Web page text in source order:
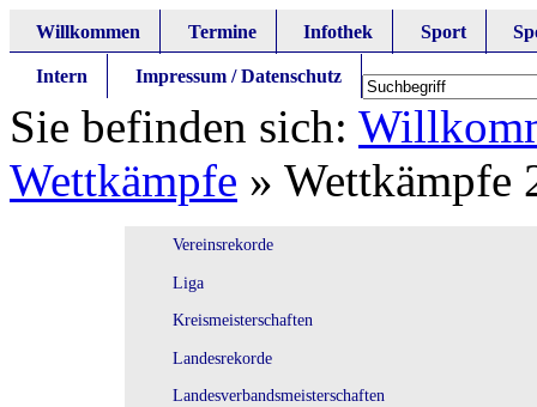
Willkommen Termine Infothek Sport
Intern Impressum / Datenschutz
Sie befinden sich:
Wettkämpfe » Wettkämpfe
Vereinsrekorde
Liga
Kreismeisterschaften
Landesrekorde
Landesverbandsmeisterschaften